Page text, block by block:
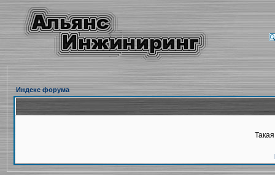
Индекс форума